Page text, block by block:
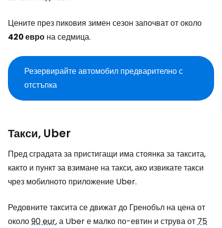
Цените през пиковия зимен сезон започват от около
420 евро на седмица.
Резервирайте автомобил предварително с
отстъпка
Такси, Uber
Пред сградата за пристигащи има стоянка за таксита,
както и пункт за взимане на такси, ако извикате такси
чрез мобилното приложение Uber.
Редовните таксита се движат до Гренобъл на цена от
около90 eur, а Uber е малко по-евтин и струва от75